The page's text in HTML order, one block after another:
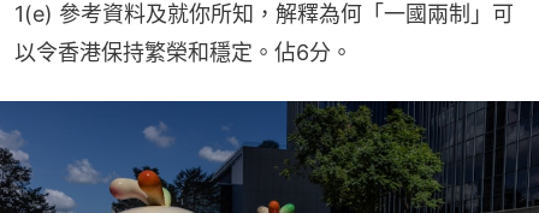
1(e) 參考資料及就你所知，解釋為何「一國兩制」可
以令香港保持繁榮和穩定。佔6分。